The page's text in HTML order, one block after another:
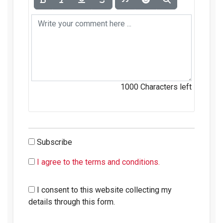
1000 Characters left
Subscribe
I agree to the terms and conditions.
I consent to this website collecting my
details through this form.